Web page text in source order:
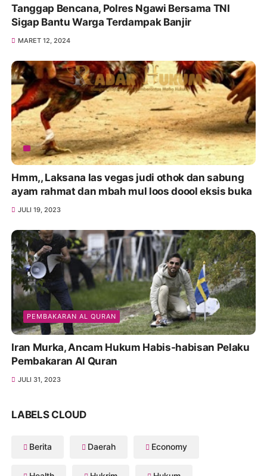
Tanggap Bencana, Polres Ngawi Bersama TNI
Sigap Bantu Warga Terdampak Banjir
MARET 12, 2024
Hmm,, Laksana las vegas judi othok dan sabung
ayam rahmat dan mbah mul loos doool eksis buka
JULI 19, 2023
PEMBAKARAN AL QURAN
Iran Murka, Ancam Hukum Habis-habisan Pelaku
Pembakaran Al Quran
JULI 31, 2023
LABELS CLOUD
Berita Daerah Economy